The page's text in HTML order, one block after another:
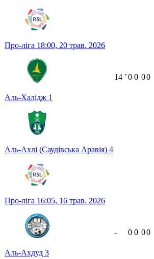
Про-ліга 18:00, 20 трав. 2026
Аль-Халідж 1
Аль-Ахлі (Саудівська Аравія) 4
14 ʼ0 0 00
Про-ліга 16:05, 16 трав. 2026
Аль-Ахдуд 3
- 0 0 00